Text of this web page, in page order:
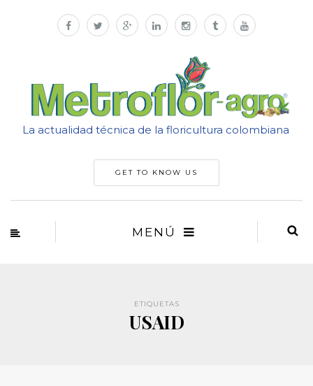
La actualidad técnica de la floricultura colombiana
GET TO KNOW US
MENÚ
ETIQUETAS
USAID